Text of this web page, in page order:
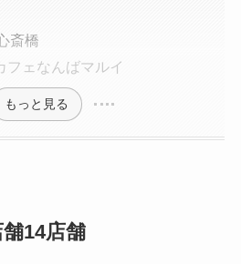
斎橋
ェなんばマルイ
もっと見る
14店舗